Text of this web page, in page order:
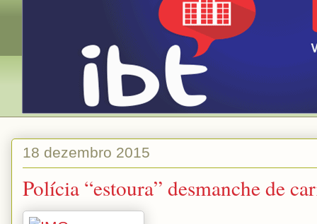
18 dezembro 2015
Polícia “estoura” desmanche de